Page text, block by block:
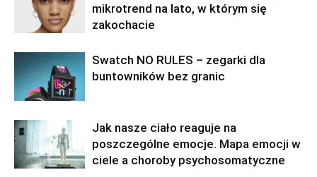
mikrotrend na lato, w którym się
zakochacie
Swatch NO RULES – zegarki dla
buntowników bez granic
Jak nasze ciało reaguje na
poszczególne emocje. Mapa emocji w
ciele a choroby psychosomatyczne